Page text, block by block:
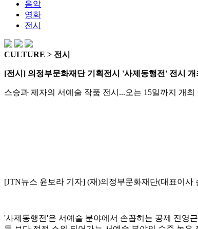
음악
영화
전시
CULTURE > 전시
[전시] 의정부문화재단 기획전시 '사제동행전' 전시 개
스승과 제자의 서예술 작품 전시...오는 15일까지 개최
[JTN뉴스 윤보라 기자] (재)의정부문화재단(대표이
'사제동행전'은 서예술 분야에서 손꼽히는 공제 진영